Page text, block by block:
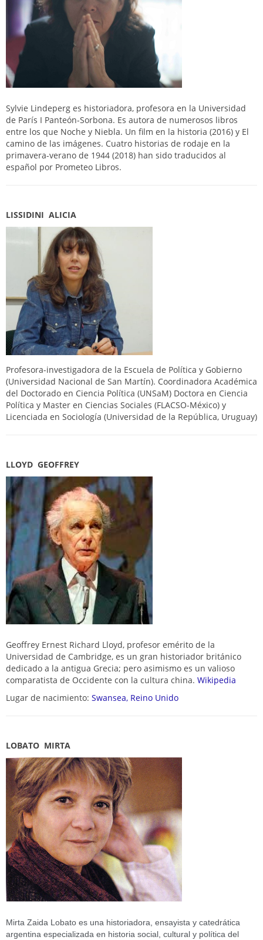
Sylvie Lindeperg es historiadora, profesora en la Universidad
de París I Panteón-Sorbona. Es autora de numerosos libros
entre los que Noche y Niebla. Un film en la historia (2016) y El
camino de las imágenes. Cuatro historias de rodaje en la
primavera-verano de 1944 (2018) han sido traducidos al
español por Prometeo Libros.
LISSIDINI ALICIA
Profesora-investigadora de la Escuela de Política y Gobierno
(Universidad Nacional de San Martín). Coordinadora Académica
del Doctorado en Ciencia Política (UNSaM) Doctora en Ciencia
Política y Master en Ciencias Sociales (FLACSO-México) y
Licenciada en Sociología (Universidad de la República, Uruguay)
LLOYD GEOFFREY
Geoffrey Ernest Richard Lloyd, profesor emérito de la
Universidad de Cambridge, es un gran historiador británico
dedicado a la antigua Grecia; pero asimismo es un valioso
comparatista de Occidente con la cultura china. Wikipedia
Lugar de nacimiento: Swansea, Reino Unido
LOBATO MIRTA
Mirta Zaida Lobato es una historiadora, ensayista y catedrática
argentina especializada en historia social, cultural y política del